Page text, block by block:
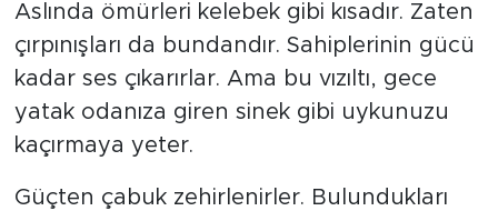
Aslında ömürleri kelebek gibi kısadır. Zaten
çırpınışları da bundandır. Sahiplerinin gücü
kadar ses çıkarırlar. Ama bu vızıltı, gece
yatak odanıza giren sinek gibi uykunuzu
kaçırmaya yeter.
Güçten çabuk zehirlenirler. Bulundukları